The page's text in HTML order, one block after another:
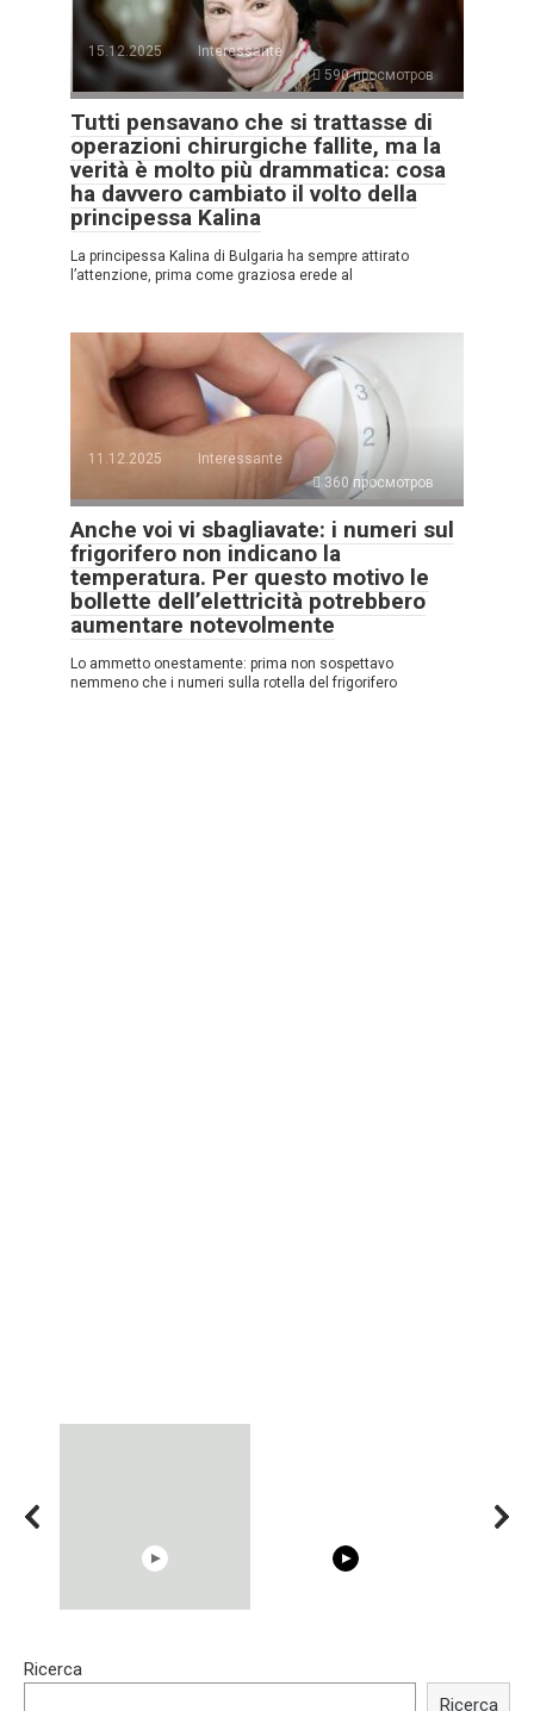
15.12.2025
Interessante
590 просмотров
Tutti pensavano che si trattasse di
operazioni chirurgiche fallite, ma la
verità è molto più drammatica: cosa
ha davvero cambiato il volto della
principessa Kalina
La principessa Kalina di Bulgaria ha sempre attirato
l’attenzione, prima come graziosa erede al
11.12.2025
Interessante
360 просмотров
Anche voi vi sbagliavate: i numeri sul
frigorifero non indicano la
temperatura. Per questo motivo le
bollette dell’elettricità potrebbero
aumentare notevolmente
Lo ammetto onestamente: prima non sospettavo
nemmeno che i numeri sulla rotella del frigorifero
Shocking illusion - Pretty
Trying BOLLYWOOD
Ricerca
Ricerca